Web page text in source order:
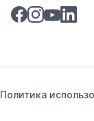
Политика